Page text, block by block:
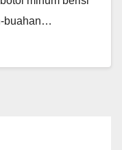
buahan…